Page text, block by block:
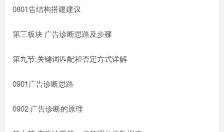
0801告结构搭建建议
第三板块 广告诊断思路及步骤
第九节:关键词匹配和否定方式详解
0901广告诊断思路
0902 广告诊断的原理